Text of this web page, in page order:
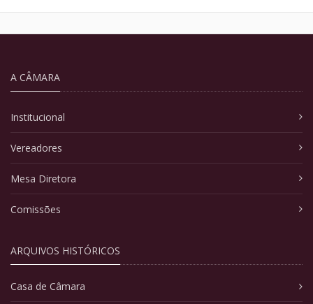
A CÂMARA
Institucional
Vereadores
Mesa Diretora
Comissões
ARQUIVOS HISTÓRICOS
Casa de Câmara